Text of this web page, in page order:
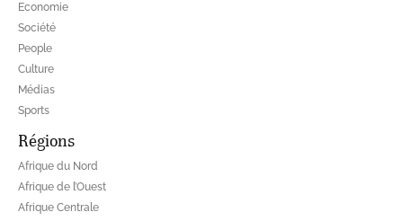
Economie
Société
People
Culture
Médias
Sports
Régions
Afrique du Nord
Afrique de l’Ouest
Afrique Centrale